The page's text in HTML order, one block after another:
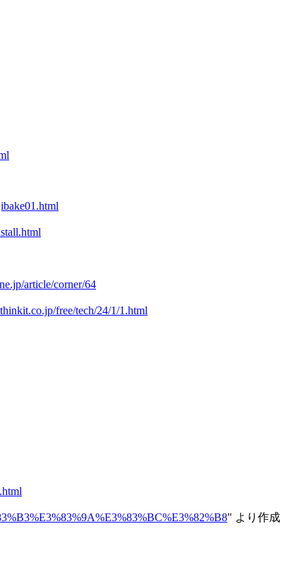
article/corner/64
free/tech/24/1/1.html
" より作成